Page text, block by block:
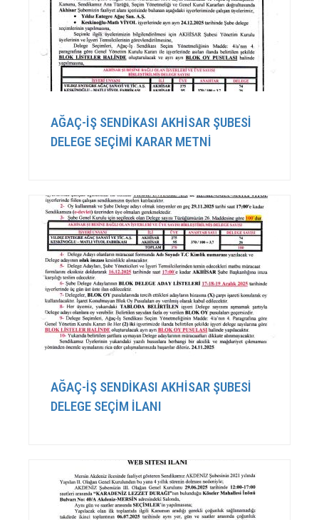
AĞAÇ-İŞ SENDİKASI AKHİSAR ŞUBESİ
DELEGE SEÇİMİ KARAR METNİ
AĞAÇ-İŞ SENDİKASI AKHİSAR ŞUBESİ
DELEGE SEÇİM İLANI